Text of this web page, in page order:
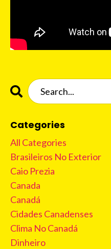
Categories
All Categories
Brasileiros No Exterior
Caio Prezia
Canada
Canadá
Cidades Canadenses
Clima No Canadá
Dinheiro